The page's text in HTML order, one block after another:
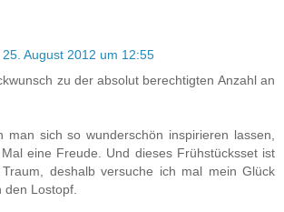
25. August 2012 um 12:55
zu der absolut berechtigten Anzahl an
man sich so wunderschön inspirieren lassen,
eine Freude. Und dieses Frühstücksset ist
deshalb versuche ich mal mein Glück
den Lostopf.